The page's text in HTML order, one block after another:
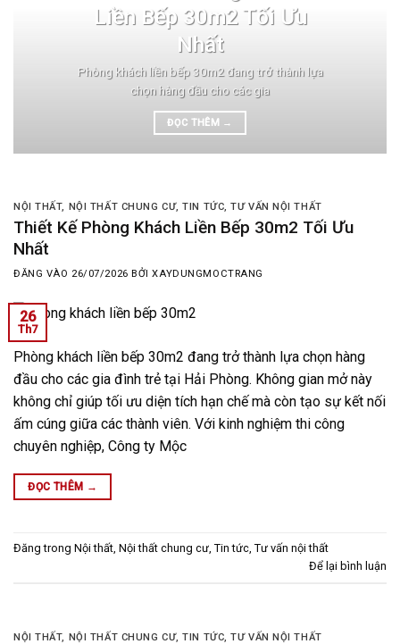
Liền Bếp 30m2 Tối Ưu
Nhất
Phòng khách liền bếp 30m2 đang trở thành lựa
chọn hàng đầu cho các gia
ĐỌC THÊM →
NỘI THẤT, NỘI THẤT CHUNG CƯ,TIN TỨC,TƯ VẤN NỘI THẤT
Thiết Kế Phòng Khách Liền Bếp 30m2 Tối Ưu
Nhất
ĐĂNG VÀO 26/07/2026 BỞIXAYDUNGMOCTRANG
26
Th7
Phòng khách liền bếp 30m2 đang trở thành lựa chọn hàng
đầu cho các gia đình trẻ tại Hải Phòng. Không gian mở này
không chỉ giúp tối ưu diện tích hạn chế mà còn tạo sự kết nối
ấm cúng giữa các thành viên. Với kinh nghiệm thi công
chuyên nghiệp, Công ty Mộc
ĐỌC THÊM →
Đăng trong Nội thất Nội thất chung cư Tin tức Tư vấn nội thất
Để lại bình luận
NỘI THẤT, NỘI THẤT CHUNG CƯ,TIN TỨC ,TƯ VẤN NỘI THẤT